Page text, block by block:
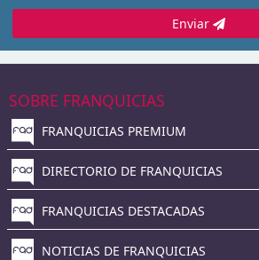
Enviar
SOBRE FRANQUICIAS
FRANQUICIAS PREMIUM
DIRECTORIO DE FRANQUICIAS
FRANQUICIAS DESTACADAS
NOTICIAS DE FRANQUICIAS